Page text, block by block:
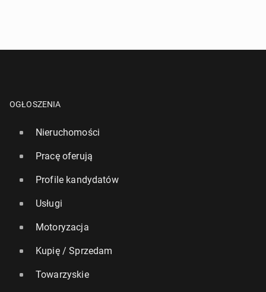
OGŁOSZENIA
Nieruchomości
Pracę oferują
Profile kandydatów
Usługi
Motoryzacja
Kupię / Sprzedam
Towarzyskie